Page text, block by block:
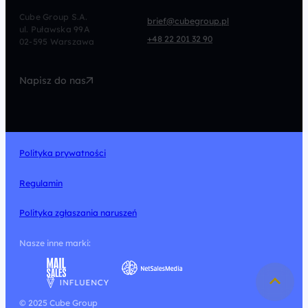
Programmatic
Marketing Automation
Design
Cube Group S.A.
ul. Puławska 99A
02-595 Warszawa
brief@cubegroup.pl
+48 22 201 32 90
Napisz do nas
Nasze inne marki:
Polityka prywatności
Regulamin
Polityka zgłaszania naruszeń
© 2025 Cube Group